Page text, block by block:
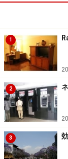
近年新たなア
ら2kmの距離
最高速度時速
イヤー」と
ンジージャンプ
続々とチャレ
フェワ湖とい
いで移動する
クリングも楽
1
2
3